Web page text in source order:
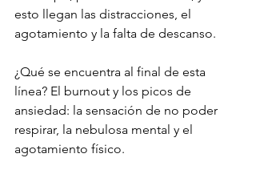
esto llegan las distracciones, el
agotamiento y la falta de descanso.
¿Qué se encuentra al final de esta
línea? El burnout y los picos de
ansiedad: la sensación de no poder
respirar, la nebulosa mental y el
agotamiento físico.